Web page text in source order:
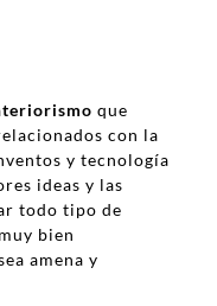
que
con la
y tecnología
ideas y las
todo tipo de
bien
amena y